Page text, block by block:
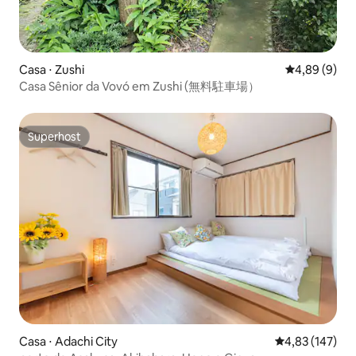
Casa ⋅ Zushi 4,89 de uma
4,89 (9)
Casa Sênior da Vovó em Zushi (無料駐車場）
Superhost
Superhost
Casa ⋅ Adachi City 4,83 de uma
4,83 (147)